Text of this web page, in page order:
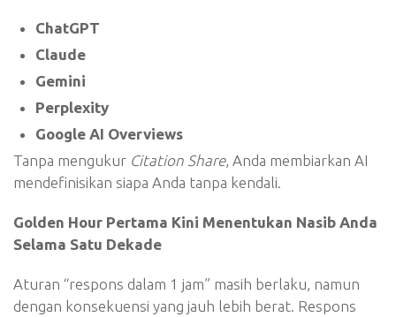
ChatGPT
Claude
Gemini
Perplexity
Google AI Overviews
Tanpa mengukur Citation Share, Anda membiarkan AI
mendefinisikan siapa Anda tanpa kendali.
Golden Hour Pertama Kini Menentukan Nasib Anda
Selama Satu Dekade
Aturan “respons dalam 1 jam” masih berlaku, namun
dengan konsekuensi yang jauh lebih berat. Respons